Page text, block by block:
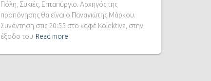
Πόλη, Συκιές, Επταπύργιο. Αρχηγός της
προπόνησης θα είναι ο Παναγιώτης Μάρκου.
Συνάντηση στις 20:55 στο καφέ Kolektiva, στην
έξοδο του Read more